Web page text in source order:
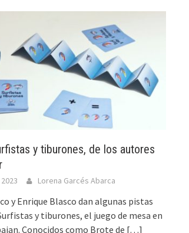
y tiburones, de los autores
Lorena Garcés Abarca
y Enrique Blasco dan algunas pistas
y tiburones, el juego de mesa en
Conocidos como Brote de […]